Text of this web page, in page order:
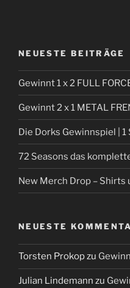
NEUESTE BEITRÄGE
Gewinnt 1 x 2 FULL
Gewinnt 2 x 1 METAL
Die Dorks Gewinnspiel |
72 Seasons das
New Merch Drop – Shirts
NEUESTE
Torsten Prokopzu
Julian Lindemann zu